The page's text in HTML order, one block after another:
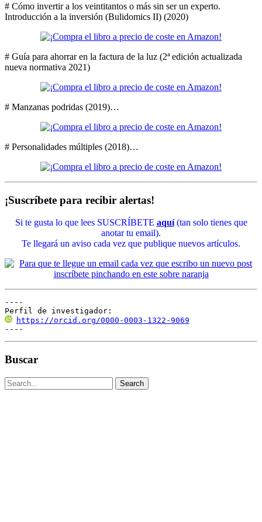
# Cómo invertir a los veintitantos o más sin ser un experto.
Introducción a la inversión (Bulidomics II) (2020)
# Guía para ahorrar en la factura de la luz (2ª edición actualizada
nueva normativa 2021)
# Manzanas podridas (2019)…
# Personalidades múltiples (2018)…
¡Suscríbete para recibir alertas!
Si te gusta lo que lees SUSCRÍBETE aquí(tan solo tienes que
anotar tu email).
Te llegará un aviso cada vez que publique nuevos artículos.
----
Perfil de investigador:
https://orcid.org/0000-0003-1322-9069
----
Buscar